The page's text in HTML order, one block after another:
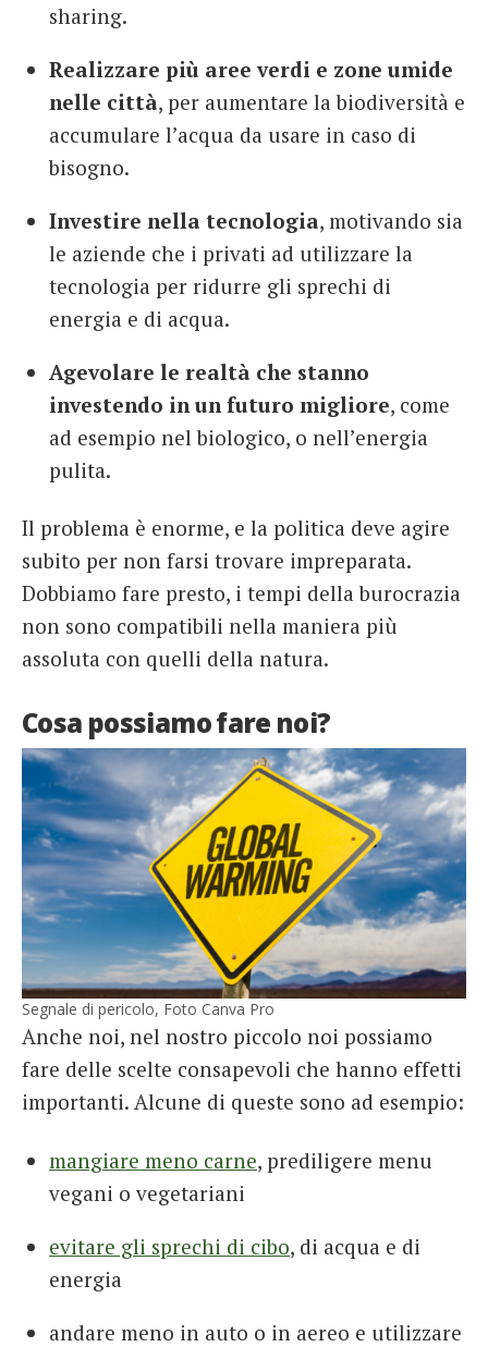
sharing.
Realizzare più aree verdi e zone umide
nelle città, per aumentare la biodiversità e
accumulare l’acqua da usare in caso di
bisogno.
Investire nella tecnologia, motivando sia
le aziende che i privati ad utilizzare la
tecnologia per ridurre gli sprechi di
energia e di acqua.
Agevolare le realtà che stanno
investendo in un futuro migliore, come
ad esempio nel biologico, o nell’energia
pulita.
Il problema è enorme, e la politica deve agire
subito per non farsi trovare impreparata.
Dobbiamo fare presto, i tempi della burocrazia
non sono compatibili nella maniera più
assoluta con quelli della natura.
Cosa possiamo fare noi?
Segnale di pericolo, Foto Canva Pro
Anche noi, nel nostro piccolo noi possiamo
fare delle scelte consapevoli che hanno effetti
importanti. Alcune di queste sono ad esempio:
mangiare meno carne, prediligere menu
vegani o vegetariani
evitare gli sprechi di cibo, di acqua e di
energia
andare meno in auto o in aereo e utilizzare